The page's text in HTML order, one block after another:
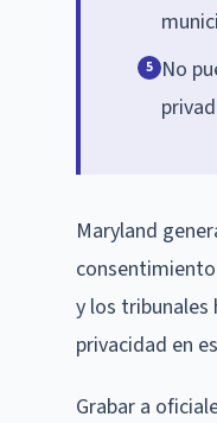
5 No
Maryland
y los tribunales
privacidad en
Grabar a